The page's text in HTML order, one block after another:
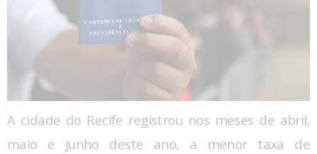
A cidade do Recife registrou nos meses de abril,
maio e junho deste ano, a menor taxa de